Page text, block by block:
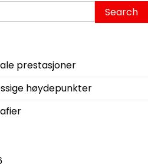
prestasjoner
høydepunkter